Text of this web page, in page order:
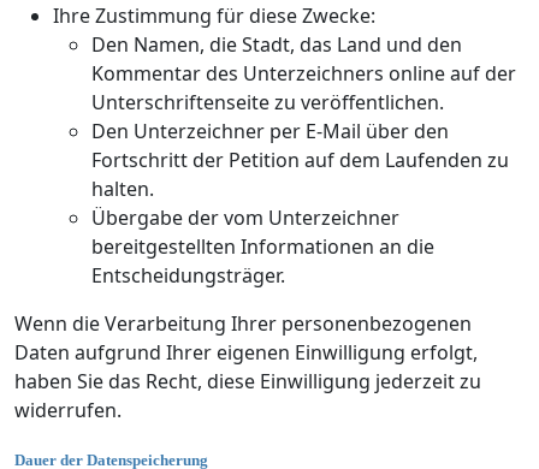
Ihre Zustimmung für diese Zwecke:
Den Namen, die Stadt, das Land und den
Kommentar des Unterzeichners online auf der
Unterschriftenseite zu veröffentlichen.
Den Unterzeichner per E-Mail über den
Fortschritt der Petition auf dem Laufenden zu
halten.
Übergabe der vom Unterzeichner
bereitgestellten Informationen an die
Entscheidungsträger.
Wenn die Verarbeitung Ihrer personenbezogenen
Daten aufgrund Ihrer eigenen Einwilligung erfolgt,
haben Sie das Recht, diese Einwilligung jederzeit zu
widerrufen.
Dauer der Datenspeicherung